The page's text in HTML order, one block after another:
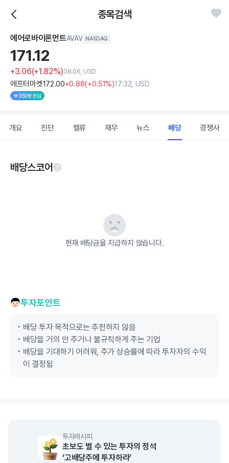
종목검색
에어로바이론먼트AVAV NASDAQ
171.12
+3.06(+1.82%)08.06, USD
애프터마켓172.00+0.88(+0.51%)17:32, USD
350명 관심
개요 진단 밸류 재무 뉴스 배당 경쟁사
배당스코어
현재 배당금을 지급하지 않습니다.
투자포인트
배당 투자 목적으로는 추천하지 않음
배당을 거의 안 주거나 불규칙하게 주는 기업
배당을 기대하기 어려워, 주가 상승률에 따라 투자자의 수익
이 결정됨
투자레시피
초보도 벌 수 있는 투자의 정석
‘고배당주에 투자하라’